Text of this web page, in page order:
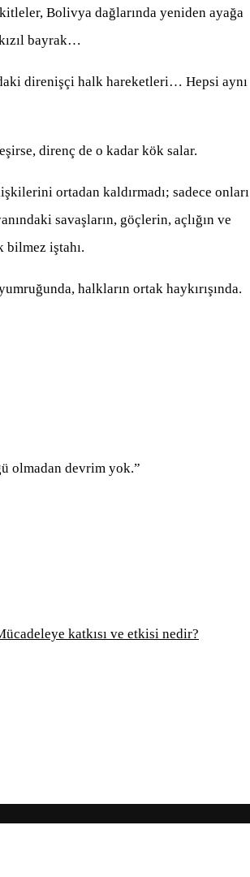
Bolivya dağlarında yeniden ayağa
bayrak…
direnişçi halk hareketleri… Hepsi aynı
direnç de o kadar kök salar.
ortadan kaldırmadı; sadece onları
savaşların, göçlerin, açlığın ve
bilmez iştahı.
halkların ortak haykırışında.
olmadan devrim yok.”
katkısı ve etkisi nedir?